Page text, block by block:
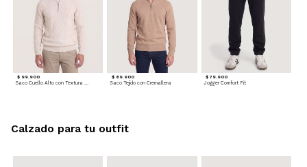
$ 99.900
Saco Cuello Alto con Textura Trenzada
$ 89.900
Saco Tejido con Cremallera
$ 79.900
Jogger Comfort Fit
Calzado para tu outfit